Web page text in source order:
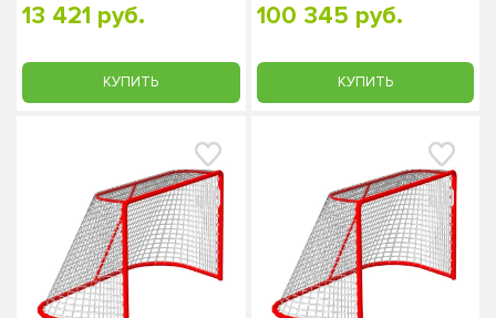
13 421 руб.
КУПИТЬ
100 345 руб.
КУПИТЬ